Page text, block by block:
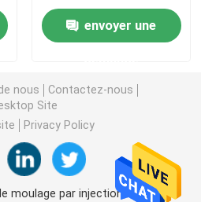
injection de moteur servo
injection d'ANIMAL FAMILIER
injection de PVC
Machine
Snack Shops Chaises
à manger en plastique
avec dossier
envoyer une
nous
Contactez-nous
Site
Privacy Policy
moulage par injection de